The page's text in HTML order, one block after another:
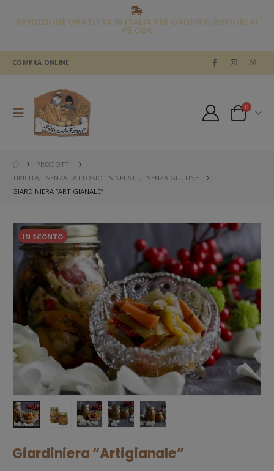
SPEDIZIONE GRATUITA IN ITALIA PER ORDINI SUPERIORI AI
45,00€
COMPRA ONLINE
0
PRODOTTI
TIPICITÀ, SENZA LATTOSIO - SINELATT,
SENZA GLUTINE
GIARDINIERA “ARTIGIANALE”
IN SCONTO
Giardiniera “Artigianale”